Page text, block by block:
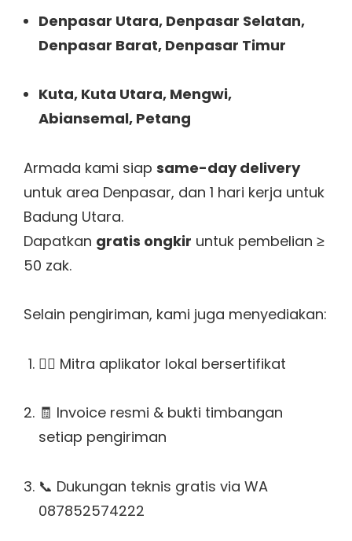
Denpasar Utara, Denpasar Selatan,
Denpasar Barat, Denpasar Timur
Kuta, Kuta Utara, Mengwi,
Abiansemal, Petang
Armada kami siap same-day delivery
untuk area Denpasar, dan 1 hari kerja untuk
Badung Utara.
Dapatkan gratis ongkir untuk pembelian ≥
50 zak.
Selain pengiriman, kami juga menyediakan:
👷‍♂️ Mitra aplikator lokal bersertifikat
🧾 Invoice resmi & bukti timbangan
setiap pengiriman
📞 Dukungan teknis gratis via WA
087852574222